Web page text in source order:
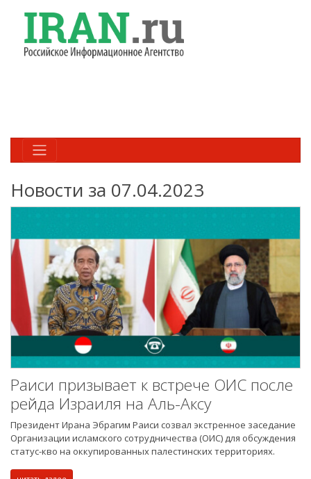
Новости за 07.04.2023
Раиси призывает к встрече ОИС после
рейда Израиля на Аль-Аксу
Президент Ирана Эбрагим Раиси созвал экстренное заседание
Организации исламского сотрудничества (ОИС) для обсуждения
статус-кво на оккупированных палестинских территориях.